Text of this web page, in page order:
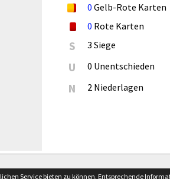
0 Gelb-Rote Karten
0 Rote Karten
S 3 Siege
U 0 Unentschieden
N 2 Niederlagen
Service bieten zu können. Entsprechende